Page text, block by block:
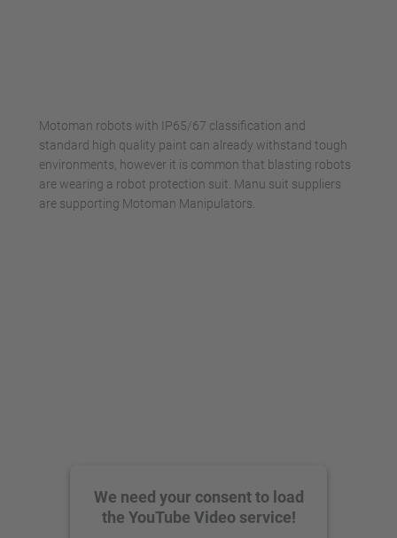
Motoman robots with IP65/67 classification and
standard high quality paint can already withstand tough
environments, however it is common that blasting robots
are wearing a robot protection suit. Manu suit suppliers
are supporting Motoman Manipulators.
We need your consent to load
the YouTube Video service!